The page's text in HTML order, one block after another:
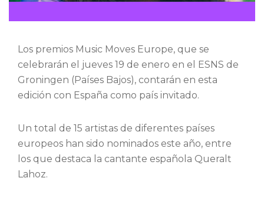
Los premios Music Moves Europe, que se
celebrarán el jueves 19 de enero en el ESNS de
Groningen (Países Bajos), contarán en esta
edición con España como país invitado.
Un total de 15 artistas de diferentes países
europeos han sido nominados este año, entre
los que destaca la cantante española Queralt
Lahoz.